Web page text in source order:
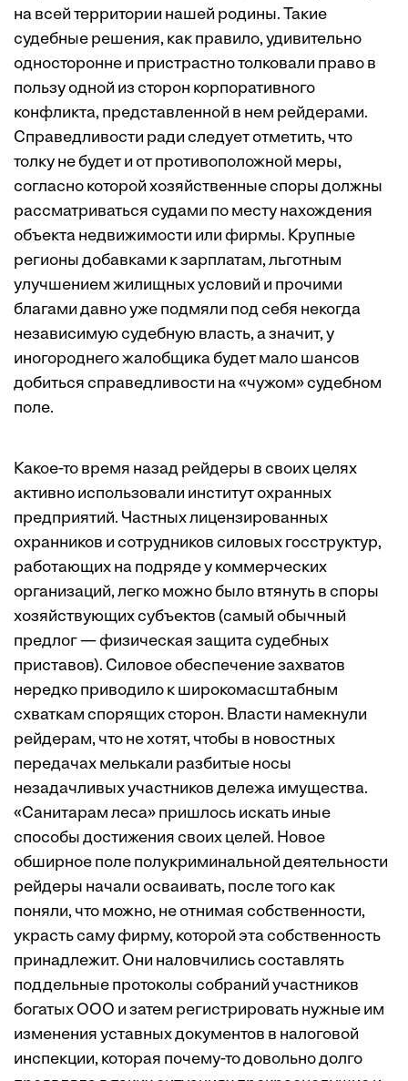
на всей территории нашей родины. Такие
судебные решения, как правило, удивительно
односторонне и пристрастно толковали право в
пользу одной из сторон корпоративного
конфликта, представленной в нем рейдерами.
Справедливости ради следует отметить, что
толку не будет и от противоположной меры,
согласно которой хозяйственные споры должны
рассматриваться судами по месту нахождения
объекта недвижимости или фирмы. Крупные
регионы добавками к зарплатам, льготным
улучшением жилищных условий и прочими
благами давно уже подмяли под себя некогда
независимую судебную власть, а значит, у
иногороднего жалобщика будет мало шансов
добиться справедливости на «чужом» судебном
поле.
Какое-то время назад рейдеры в своих целях
активно использовали институт охранных
предприятий. Частных лицензированных
охранников и сотрудников силовых госструктур,
работающих на подряде у коммерческих
организаций, легко можно было втянуть в споры
хозяйствующих субъектов (самый обычный
предлог — физическая защита судебных
приставов). Силовое обеспечение захватов
нередко приводило к широкомасштабным
схваткам спорящих сторон. Власти намекнули
рейдерам, что не хотят, чтобы в новостных
передачах мелькали разбитые носы
незадачливых участников дележа имущества.
«Санитарам леса» пришлось искать иные
способы достижения своих целей. Новое
обширное поле полукриминальной деятельности
рейдеры начали осваивать, после того как
поняли, что можно, не отнимая собственности,
украсть саму фирму, которой эта собственность
принадлежит. Они наловчились составлять
поддельные протоколы собраний участников
богатых ООО и затем регистрировать нужные им
изменения уставных документов в налоговой
инспекции, которая почему-то довольно долго